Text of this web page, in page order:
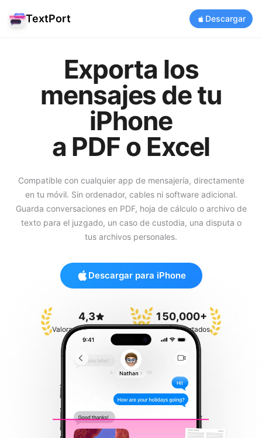
TextPort Descargar
Exporta los
mensajes de tu
iPhone
a PDF o Excel
Compatible con cualquier app de mensajería, directamente
en tu móvil. Sin ordenador, cables ni software adicional.
Guarda conversaciones en PDF, hoja de cálculo o archivo de
texto para el juzgado, un caso de custodia, una disputa o
tus archivos personales.
Descargar para iPhone
4,3
Valoración en App Store
150,000+
Chats Exportados